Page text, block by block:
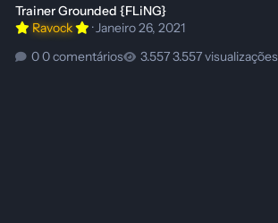
Trainer Grounded {FLiNG}
Ravock
·Janeiro 26, 2021
0 comentários
3.557 visualizações